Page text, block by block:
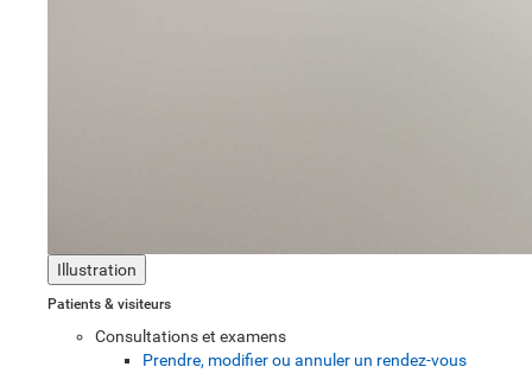
Illustration
Patients & visiteurs
Consultations et examens
Prendre, modifier ou annuler un rendez-vous